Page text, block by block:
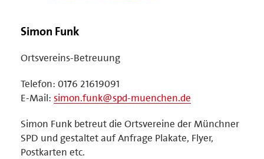
Simon Funk
Ortsvereins-Betreuung
Telefon: 0176 21619091
E-Mail: simon.funk@spd-muenchen.de
Simon Funk betreut die Ortsvereine der Münchner
SPD und gestaltet auf Anfrage Plakate, Flyer,
Postkarten etc.